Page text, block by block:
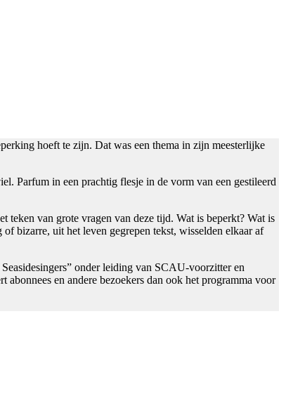
hoeft te zijn. Dat was een thema in zijn meesterlijke
Parfum in een prachtig flesje in de vorm van een gestileerd
van grote vragen van deze tijd. Wat is beperkt? Wat is
bizarre, uit het leven gegrepen tekst, wisselden elkaar af
onder leiding van SCAU-voorzitter en
en andere bezoekers dan ook het programma voor